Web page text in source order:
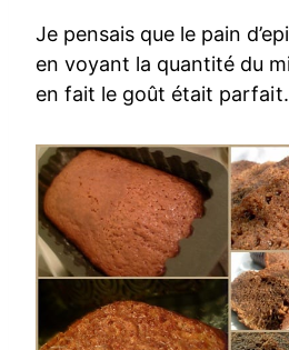
Je pensais que le pain
en voyant la quantité du
en fait le goût était parfait.